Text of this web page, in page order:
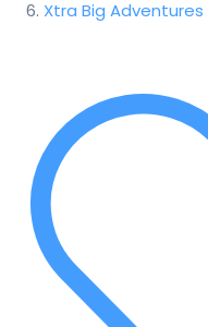
Xtra Big Adventures